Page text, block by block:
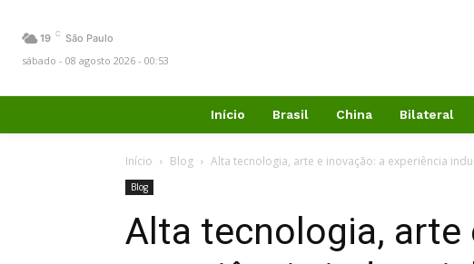
19 C São Paulo
sábado - 08 agosto 2026 - 00:53
Início Brasil China Bilateral
Início Blog Alta tecnologia, arte e inovação: a experiência
Blog
Alta tecnologia, arte